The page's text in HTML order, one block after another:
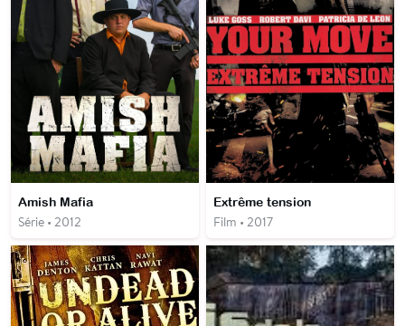
Amish Mafia
Série • 2012
Extrême tension
Film • 2017